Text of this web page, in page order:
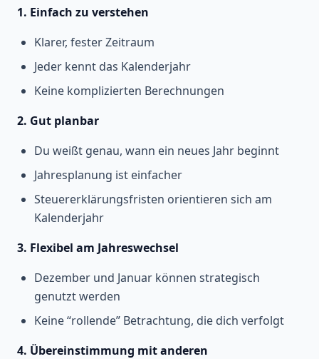
1. Einfach zu verstehen
Klarer, fester Zeitraum
Jeder kennt das Kalenderjahr
Keine komplizierten Berechnungen
2. Gut planbar
Du weißt genau, wann ein neues Jahr beginnt
Jahresplanung ist einfacher
Steuererklärungsfristen orientieren sich am
Kalenderjahr
3. Flexibel am Jahreswechsel
Dezember und Januar können strategisch
genutzt werden
Keine “rollende” Betrachtung, die dich verfolgt
4. Übereinstimmung mit anderen